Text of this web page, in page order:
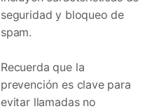
seguridad y bloqueo de
spam.
Recuerda que la
prevención es clave para
evitar llamadas no